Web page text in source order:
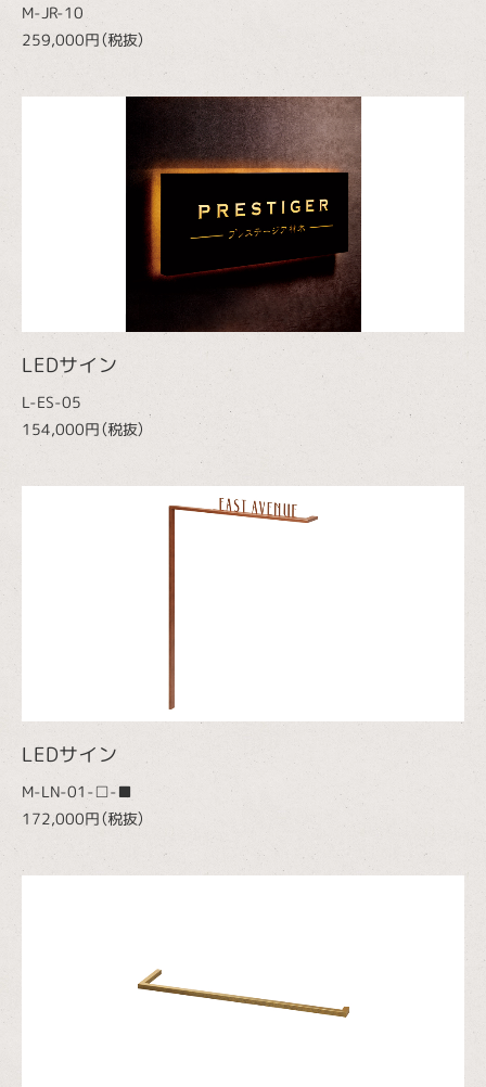
M-JR-10
259,000円（税抜）
LEDサイン
L-ES-05
154,000円（税抜）
LEDサイン
M-LN-01-□-■
172,000円（税抜）